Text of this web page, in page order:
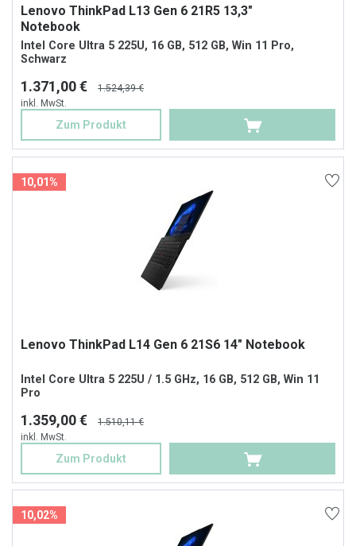
Lenovo ThinkPad L13 Gen 6 21R5 13,3"
Notebook
Intel Core Ultra 5 225U, 16 GB, 512 GB, Win 11 Pro,
Schwarz
1.371,00 €
1.524,39 €
inkl. MwSt.
Zum Produkt
10,01%
Lenovo ThinkPad L14 Gen 6 21S6 14" Notebook
Intel Core Ultra 5 225U / 1.5 GHz, 16 GB, 512 GB, Win 11
Pro
1.359,00 €
1.510,11 €
inkl. MwSt.
Zum Produkt
10,02%